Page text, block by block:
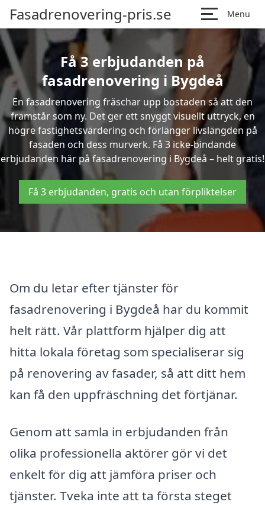
Fasadrenovering-pris.se Menu
Få 3 erbjudanden på
fasadrenovering i Bygdeå
En fasadrenovering fräschar upp bostaden så att den
framstår som ny. Det ger ett snyggt visuellt uttryck, en
högre fastighetsvärdering och förlänger livslängden på
fasaden och dess murverk. Få 3 icke-bindande
erbjudanden här på fasadrenovering i Bygdeå – helt gratis!
Få 3 erbjudanden, gratis och utan förpliktelser
Om du letar efter tjänster för
fasadrenovering i Bygdeå har du kommit
helt rätt. Vår plattform hjälper dig att
hitta lokala företag som specialiserar sig
på renovering av fasader, så att ditt hem
kan få den uppfräschning det förtjänar.
Genom att samla in erbjudanden från
olika professionella aktörer gör vi det
enkelt för dig att jämföra priser och
tjänster. Tveka inte att ta första steget